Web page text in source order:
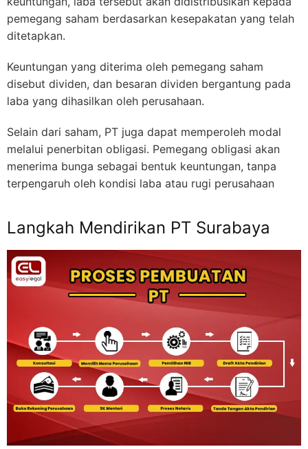
pemegang saham berdasarkan kesepakatan yang telah
ditetapkan.
Keuntungan yang diterima oleh pemegang saham
disebut dividen, dan besaran dividen bergantung pada
laba yang dihasilkan oleh perusahaan.
Selain dari saham, PT juga dapat memperoleh modal
melalui penerbitan obligasi. Pemegang obligasi akan
menerima bunga sebagai bentuk keuntungan, tanpa
terpengaruh oleh kondisi laba atau rugi perusahaan
Langkah Mendirikan PT Surabaya